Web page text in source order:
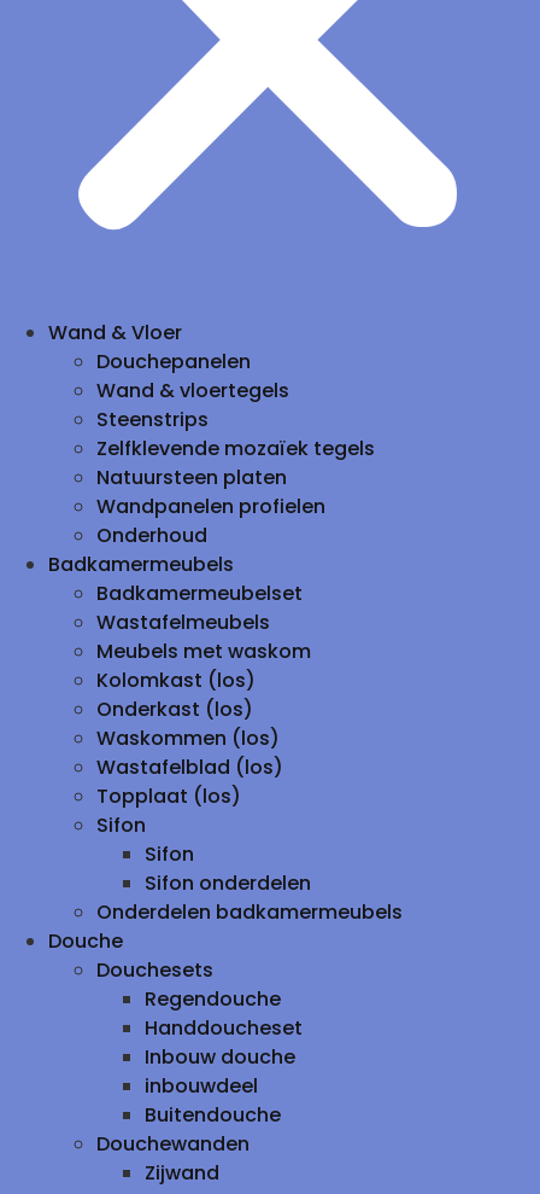
Wand & Vloer
Douchepanelen
Wand & vloertegels
Steenstrips
Zelfklevende mozaïek tegels
Natuursteen platen
Wandpanelen profielen
Onderhoud
Badkamermeubels
Badkamermeubelset
Wastafelmeubels
Meubels met waskom
Kolomkast (los)
Onderkast (los)
Waskommen (los)
Wastafelblad (los)
Topplaat (los)
Sifon
Sifon
Sifon onderdelen
Onderdelen badkamermeubels
Douche
Douchesets
Regendouche
Handdoucheset
Inbouw douche
inbouwdeel
Buitendouche
Douchewanden
Zijwand